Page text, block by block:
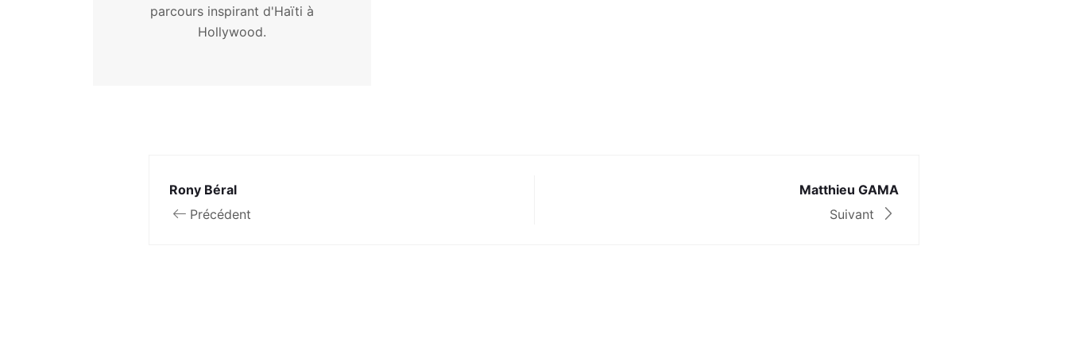
parcours inspirant d'Haïti à
Hollywood.
Rony Béral
Précédent
Matthieu GAMA
Suivant